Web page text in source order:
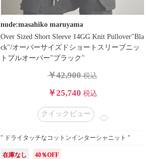
nude:masahiko maruyama
Over Sized Short Sleeve 14GG Knit Pullover"Bla
ck"/オーバーサイズドショートスリーブニッ
トプルオーバー"ブラック"
￥42,900税込
￥25,740 税込
クイックビュー
" ドライタッチなコットンインターシャニット "
在庫なし 40％OFF